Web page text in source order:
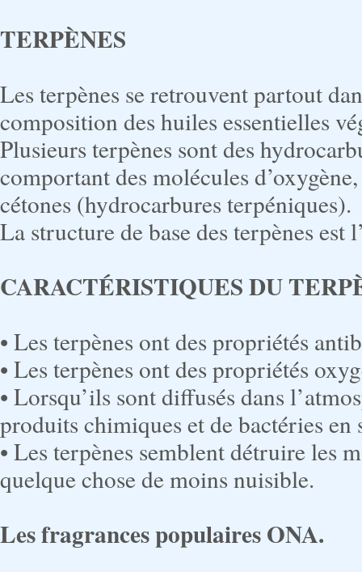
TERPÈNES
Les terpènes se retrouvent partout
composition des huiles essentielles
Plusieurs terpènes sont des
comportant des molécules
cétones (hydrocarbures terpéniques).
La structure de base des terpènes est
CARACTÉRISTIQUES DU
• Les terpènes ont des propriétés
• Les terpènes ont des propriétés
• Lorsqu’ils sont diffusés dans
produits chimiques et de bactéries en
• Les terpènes semblent détruire les
quelque chose de moins nuisible.
Les fragrances populaires ONA.